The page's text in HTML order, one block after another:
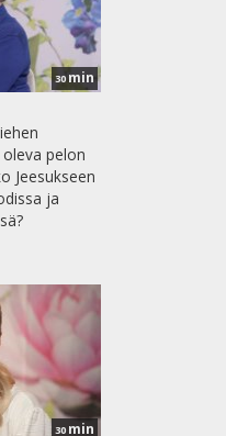
30min
pelon
Jeesukseen
ja
30 min